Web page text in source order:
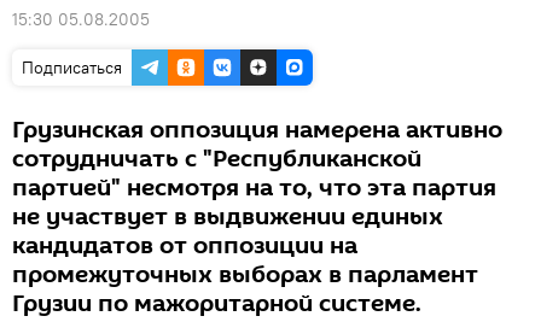
15:30 05.08.2005
Подписаться
Грузинская оппозиция намерена активно
сотрудничать с "Республиканской
партией" несмотря на то, что эта партия
не участвует в выдвижении единых
кандидатов от оппозиции на
промежуточных выборах в парламент
Грузии по мажоритарной системе.